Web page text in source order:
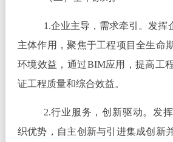
1.企业主导，需求牵引。发挥
主体作用，聚焦于工程项目全生命
环境效益，通过BIM应用，提高工
证工程质量和综合效益。
2.行业服务，创新驱动。发
织优势，自主创新与引进集成创新